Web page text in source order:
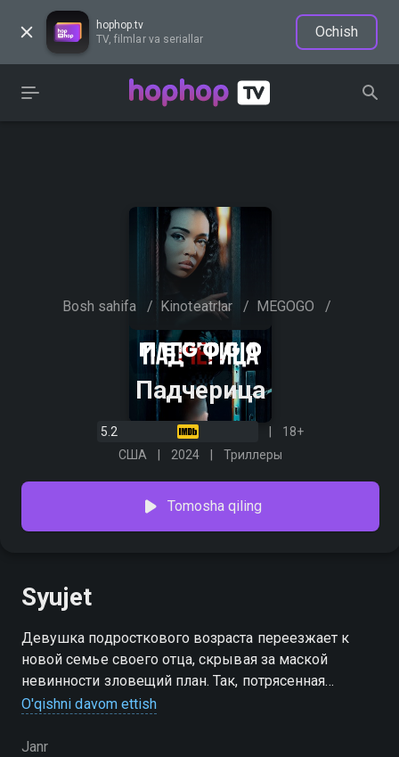
hophop.tv
TV, filmlar va seriallar
Ochish
Bosh sahifa / Kinoteatrlar / MEGOGO /
Падчерица
5.2
18+
США
2024 Триллеры
Tomosha qiling
Syujet
Девушка подросткового возраста переезжает к
новой семье своего отца, скрывая за маской
невинности зловещий план. Так, потрясенная
смертью мамы и бабушки, она начинает
преграды, чтобы сблизиться с папой и достичь
O'qishni davom ettish
Janr